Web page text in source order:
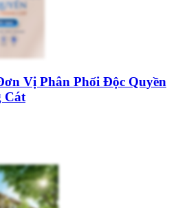
Vị Phân Phối Độc Quyền
Cát